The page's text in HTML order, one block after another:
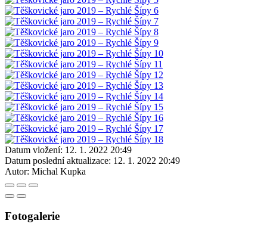
Datum vložení: 12. 1. 2022 20:49
Datum poslední aktualizace: 12. 1. 2022 20:49
Autor: Michal Kupka
Fotogalerie